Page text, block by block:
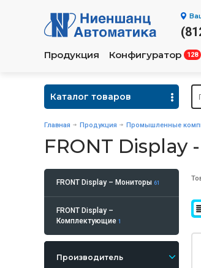
Продукция Конфигуратор 128
Каталог товаров
Главная Продукция Промышленные
FRONT
FRONT Display – Мониторы 61
FRONT Display –
Комплектующие 1
Производитель